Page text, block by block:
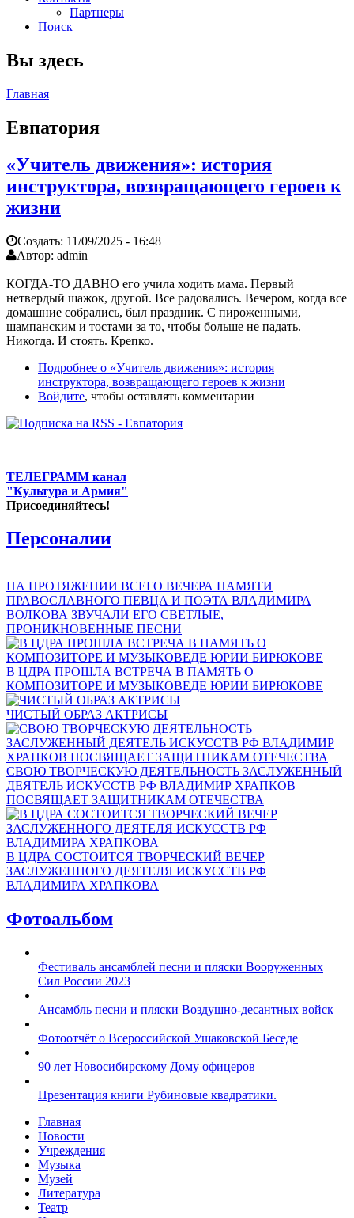
Партнеры
Поиск
Вы здесь
Главная
Евпатория
«Учитель движения»: история
инструктора, возвращающего героев к
жизни
Создать: 11/09/2025 - 16:48
Автор: admin
КОГДА-ТО ДАВНО его учила ходить мама. Первый
нетвердый шажок, другой. Все радовались. Вечером, когда все
домашние собрались, был праздник. С пироженными,
шампанским и тостами за то, чтобы больше не падать.
Никогда. И стоять. Крепко.
Подробнее о «Учитель движения»: история
инструктора, возвращающего героев к жизни
Войдите, чтобы оставлять комментарии
ТЕЛЕГРАММ канал
"Культура и Армия"
Присоединяйтесь!
Персоналии
НА ПРОТЯЖЕНИИ ВСЕГО ВЕЧЕРА ПАМЯТИ
ПРАВОСЛАВНОГО ПЕВЦА И ПОЭТА ВЛАДИМИРА
ВОЛКОВА ЗВУЧАЛИ ЕГО СВЕТЛЫЕ,
ПРОНИКНОВЕННЫЕ ПЕСНИ
В ЦДРА ПРОШЛА ВСТРЕЧА В ПАМЯТЬ О
КОМПОЗИТОРЕ И МУЗЫКОВЕДЕ ЮРИИ БИРЮКОВЕ
ЧИСТЫЙ ОБРАЗ АКТРИСЫ
СВОЮ ТВОРЧЕСКУЮ ДЕЯТЕЛЬНОСТЬ ЗАСЛУЖЕННЫЙ
ДЕЯТЕЛЬ ИСКУССТВ РФ ВЛАДИМИР ХРАПКОВ
ПОСВЯЩАЕТ ЗАЩИТНИКАМ ОТЕЧЕСТВА
В ЦДРА СОСТОИТСЯ ТВОРЧЕСКИЙ ВЕЧЕР
ЗАСЛУЖЕННОГО ДЕЯТЕЛЯ ИСКУССТВ РФ
ВЛАДИМИРА ХРАПКОВА
Фотоальбом
Фестиваль ансамблей песни и пляски Вооруженных
Сил России 2023
Ансамбль песни и пляски Воздушно-десантных войск
Фотоотчёт о Всероссийской Ушаковской Беседе
90 лет Новосибирскому Дому офицеров
Презентация книги Рубиновые квадратики.
Главная
Новости
Учреждения
Музыка
Музей
Литература
Театр